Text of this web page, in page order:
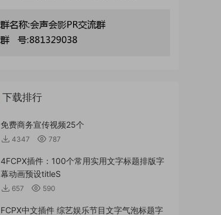
下载排行
免费商务宣传视频25个
4347 787
4FCPX插件：100个常用实用文字标题排版字
幕动画预设titleS
657 590
FCPX中文插件 综艺娱乐节目文字气泡标题字